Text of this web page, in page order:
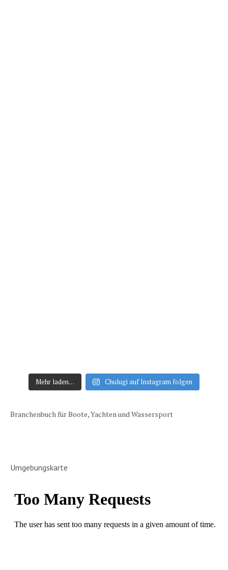
Mehr laden… Chulugi auf Instagram folgen
Branchenbuch für Boote, Yachten und Wassersport
Umgebungskarte